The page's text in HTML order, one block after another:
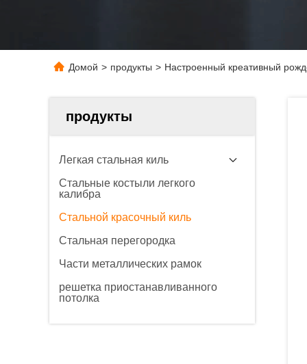
Домой > продукты > Настроенный креативный
продукты
Легкая стальная киль
Стальные костыли легкого
калибра
Стальной красочный киль
Стальная перегородка
Части металлических рамок
решетка приостанавливанного
потолка